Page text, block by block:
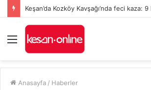
Keşan’da Kozköy Kavşağı’nda feci kaza: 9
Menü
Anasayfa / Haberler